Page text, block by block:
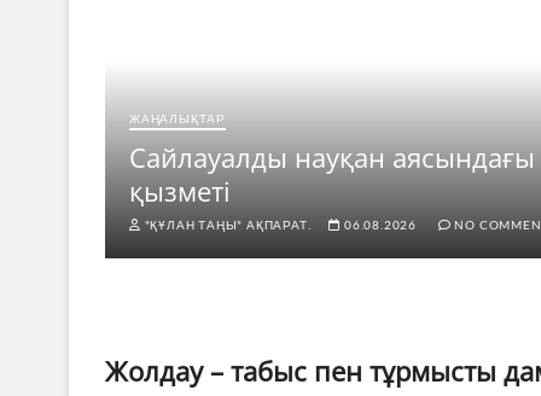
ЖАҢАЛЫҚТАР
Сайлауалды науқан
қызметі
"ҚҰЛАН ТАҢЫ" АҚПАРАТ. 06.08.2026 NO
Жолдау – табыс пен тұрмысты